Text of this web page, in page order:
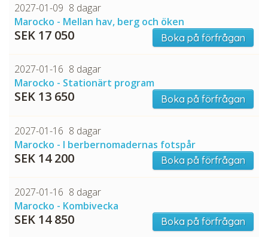
2027-01-09 8 dagar
Marocko - Mellan hav, berg och öken
SEK 17 050 Boka på förfrågan
2027-01-16 8 dagar
Marocko - Stationärt program
SEK 13 650 Boka på förfrågan
2027-01-16 8 dagar
Marocko - I berbernomadernas fotspår
SEK 14 200 Boka på förfrågan
2027-01-16 8 dagar
Marocko - Kombivecka
SEK 14 850 Boka på förfrågan